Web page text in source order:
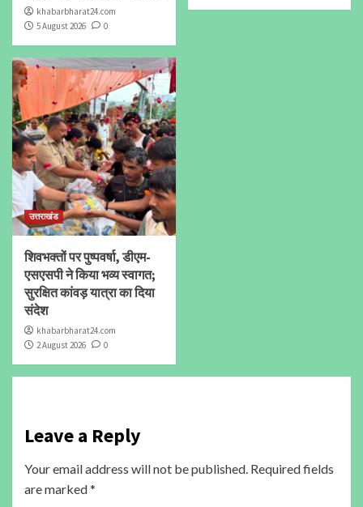
khabarbharat24.com
5 August 2026
0
उत्तराखंड
शिवभक्तों पर पुष्पवर्षा, डीएम-
एसएसपी ने किया भव्य स्वागत;
सुरक्षित कांवड़ यात्रा का दिया
संदेश
khabarbharat24.com
2 August 2026
0
Leave a Reply
Your email address will not be published. Required fields
are marked*